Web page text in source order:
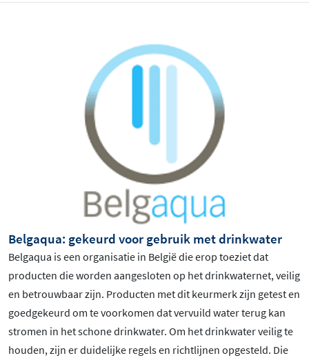
Belgaqua: gekeurd voor gebruik met drinkwater
Belgaqua is een organisatie in België die erop toeziet dat
producten die worden aangesloten op het drinkwaternet, veilig
en betrouwbaar zijn. Producten met dit keurmerk zijn getest en
goedgekeurd om te voorkomen dat vervuild water terug kan
stromen in het schone drinkwater. Om het drinkwater veilig te
houden, zijn er duidelijke regels en richtlijnen opgesteld. Die